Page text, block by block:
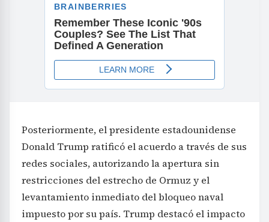
Posteriormente, el presidente estadounidense
Donald Trump ratificó el acuerdo a través de sus
redes sociales, autorizando la apertura sin
restricciones del estrecho de Ormuz y el
levantamiento inmediato del bloqueo naval
impuesto por su país. Trump destacó el impacto